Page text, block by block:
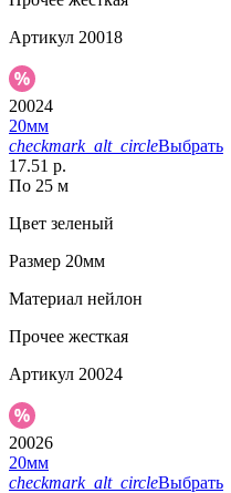
Артикул 20018
20024
20мм
checkmark_alt_circleВыбрать
17.51 р.
По 25 м
Цвет зеленый
Размер 20мм
Материал нейлон
Прочее жесткая
Артикул 20024
20026
20мм
checkmark_alt_circleВыбрать